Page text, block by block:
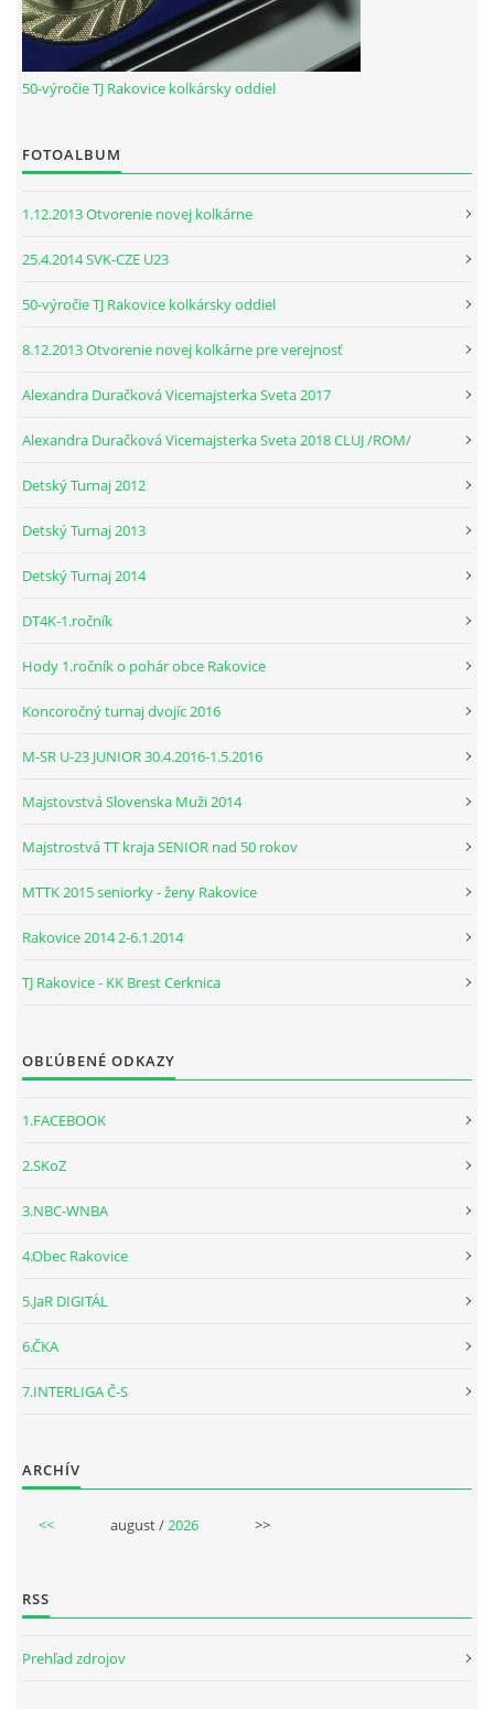
Telovýchovná jednota Rakovice
Rakovice 220
922 08
SK51 0900 0000 0002 8093 8342
tj.rakovice.kolky@gmail.com
50-výročie TJ Rakovice kolkársky oddiel
FOTOALBUM
1.12.2013 Otvorenie novej kolkárne
25.4.2014 SVK-CZE U23
50-výročie TJ Rakovice kolkársky oddiel
8.12.2013 Otvorenie novej kolkárne pre verejnosť
Alexandra Duračková Vicemajsterka Sveta 2017
Alexandra Duračková Vicemajsterka Sveta 2018 CLUJ /ROM/
Detský Turnaj 2012
Detský Turnaj 2013
Detský Turnaj 2014
DT4K-1.ročník
Hody 1.ročník o pohár obce Rakovice
Koncoročný turnaj dvojíc 2016
M-SR U-23 JUNIOR 30.4.2016-1.5.2016
Majstovstvá Slovenska Muži 2014
Majstrostvá TT kraja SENIOR nad 50 rokov
MTTK 2015 seniorky - ženy Rakovice
Rakovice 2014 2-6.1.2014
TJ Rakovice - KK Brest Cerknica
OBĽÚBENÉ ODKAZY
1.FACEBOOK
2.SKoZ
3.NBC-WNBA
4.Obec Rakovice
5.JaR DIGITÁL
6.ČKA
7.INTERLIGA Č-S
ARCHÍV
<< august / 2026 >>
RSS
Prehľad zdrojov